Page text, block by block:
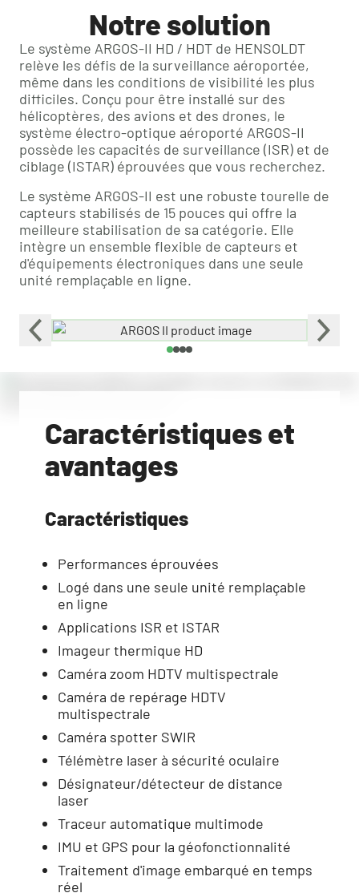
Notre solution
Le système ARGOS-II HD / HDT de HENSOLDT
relève les défis de la surveillance aéroportée,
même dans les conditions de visibilité les plus
difficiles. Conçu pour être installé sur des
hélicoptères, des avions et des drones, le
système électro-optique aéroporté ARGOS-II
possède les capacités de surveillance (ISR) et de
ciblage (ISTAR) éprouvées que vous recherchez.
Le système ARGOS-II est une robuste tourelle de
capteurs stabilisés de 15 pouces qui offre la
meilleure stabilisation de sa catégorie. Elle
intègre un ensemble flexible de capteurs et
d'équipements électroniques dans une seule
unité remplaçable en ligne.
Caractéristiques et
avantages
Caractéristiques
Performances éprouvées
Logé dans une seule unité remplaçable
en ligne
Applications ISR et ISTAR
Imageur thermique HD
Caméra zoom HDTV multispectrale
Caméra de repérage HDTV
multispectrale
Caméra spotter SWIR
Télémètre laser à sécurité oculaire
Désignateur/détecteur de distance
laser
Traceur automatique multimode
IMU et GPS pour la géofonctionnalité
Traitement d'image embarqué en temps
réel